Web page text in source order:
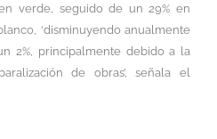
verde, seguido de un 29% en
‘disminuyendo anualmente
2%, principalmente debido a la
de obras’, señala el